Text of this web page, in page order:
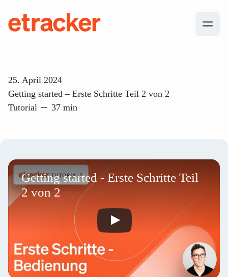
25. April 2024
Getting started – Erste Schritte Teil 2 von 2
Tutorial
37 min
Getting started - Erste Schritte Teil
2 von 2